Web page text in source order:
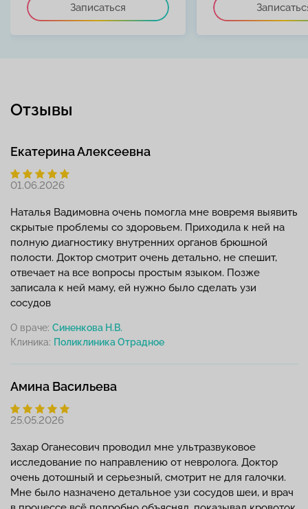
Записаться
Отзывы
Екатерина Алексеевна
01.06.2026
Наталья Вадимовна очень помогла мне вовремя выявить
скрытые проблемы со здоровьем. Приходила к ней на
полную диагностику внутренних органов брюшной
полости. Доктор смотрит очень детально, не спешит,
отвечает на все вопросы простым языком. Позже
записала к ней маму, ей нужно было сделать узи
сосудов
О враче: Синенкова Н.В.
Клиника:
Амина Васильева
25.05.2026
Захар Оганесович проводил мне ультразвуковое
исследование по направлению от невролога. Доктор
очень дотошный и серьезный, смотрит не для галочки.
Мне было назначено детальное узи сосудов шеи, и врач